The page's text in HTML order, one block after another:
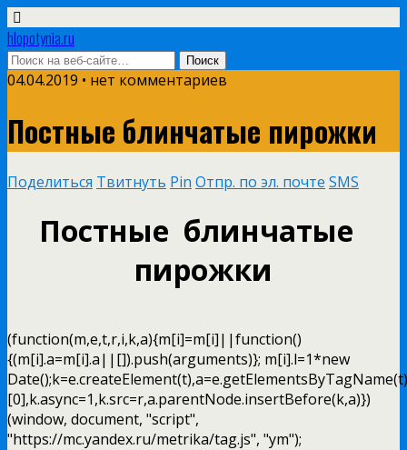
hlopotynia.ru
04.04.2019 • нет комментариев
Постные блинчатые пирожки
Поделиться Твитнуть Pin Отпр. по эл. почте SMS
Постные блинчатые
пирожки
(function(m,e,t,r,i,k,a){m[i]=m[i]||function()
{(m[i].a=m[i].a||[]).push(arguments)}; m[i].l=1*new
Date();k=e.createElement(t),a=e.getElementsByTagName(t)
[0],k.async=1,k.src=r,a.parentNode.insertBefore(k,a)})
(window, document, "script",
"https://mc.yandex.ru/metrika/tag.js", "ym");